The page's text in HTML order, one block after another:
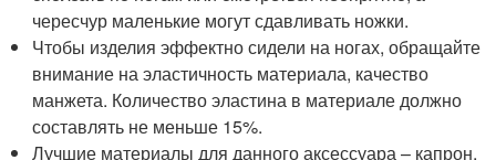
чересчур маленькие могут сдавливать ножки.
Чтобы изделия эффектно сидели на ногах, обращайте
внимание на эластичность материала, качество
манжета. Количество эластина в материале должно
составлять не меньше 15%.
Лучшие материалы для данного аксессуара – капрон,